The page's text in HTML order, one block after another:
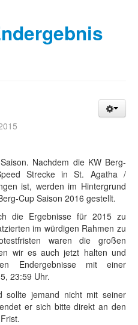
Nachdem die KW Berg-
Strecke in St. Agatha /
ist, werden im Hintergrund
Cup Saison 2016 gestellt.
die Ergebnisse für 2015 zu
im würdigen Rahmen zu
waren die großen
wir es auch jetzt halten und
Endergebnisse mit einer
23:59 Uhr.
sollte jemand nicht mit seiner
er sich bitte direkt an den